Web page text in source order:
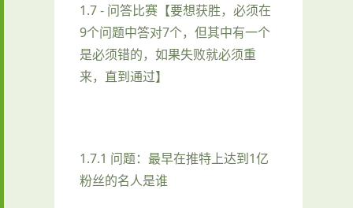
1.7 - 问答比赛【要想获胜，必须在
9个问题中答对7个，但其中有一个
是必须错的，如果失败就必须重
来，直到通过】
1.7.1 问题：最早在推特上达到1亿
粉丝的名人是谁